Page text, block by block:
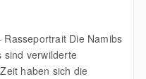
Die Namibs
sind verwilderte
haben sich die